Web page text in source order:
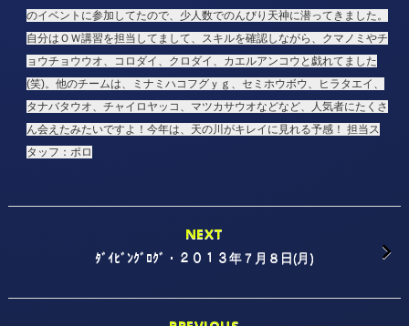
のイベントに参加してたので、少人数でのんびり天神に潜ってきました。
自分はＯＷ講習を担当してまして、スキルを確認しながら、クマノミやチ
ョウチョウウオ、コロダイ、クロダイ、カエルアンコウと戯れてました
(笑)。他のチームは、ミナミハコフグｙｇ、セミホウボウ、ヒラタエイ、
タナバタウオ、チャイロヤッコ、マツカサウオなどなど、人気者にたくさ
ん会えたみたいですよ！今年は、天の川がキレイに見れる予感！ 担当ス
タッフ：ポロ
NEXT
ﾀﾞｲﾋﾞﾝｸﾞﾛｸﾞ・２０１３年７月８日(月)